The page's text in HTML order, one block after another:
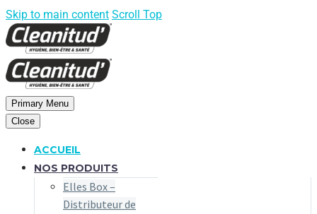
Skip to main content Scroll Top
Primary Menu
Close
ACCUEIL
NOS PRODUITS
Elles Box –
Distributeur de